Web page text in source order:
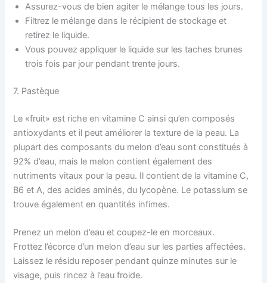
Assurez-vous de bien agiter le mélange tous les jours.
Filtrez le mélange dans le récipient de stockage et
retirez le liquide.
Vous pouvez appliquer le liquide sur les taches brunes
trois fois par jour pendant trente jours.
7. Pastèque
Le «fruit» est riche en vitamine C ainsi qu’en composés
antioxydants et il peut améliorer la texture de la peau. La
plupart des composants du melon d’eau sont constitués à
92% d’eau, mais le melon contient également des
nutriments vitaux pour la peau. Il contient de la vitamine C,
B6 et A, des acides aminés, du lycopène. Le potassium se
trouve également en quantités infimes.
Prenez un melon d’eau et coupez-le en morceaux.
Frottez l’écorce d’un melon d’eau sur les parties affectées.
Laissez le résidu reposer pendant quinze minutes sur le
visage, puis rincez à l’eau froide.